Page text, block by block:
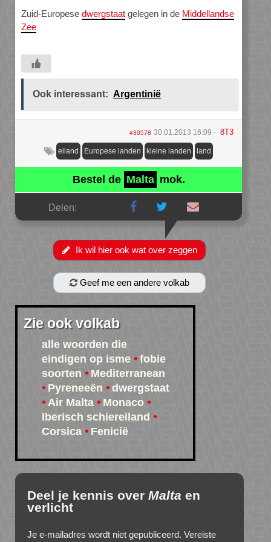
Zuid-Europese dwergstaat gelegen in de Middellandse
Zee
Ook interessant: Argentinië
#30578 30.01.2013 16:09 8T3
eiland Europese landen kleine landen land
Bestel de Malta mok.
Delen:
Ik wil hier ook wat over zeggen
Geef me een andere volkab
Zie ook volkab
alle woorden die
eindigen op isme
fobie
soorten
Mediterranean
Pyreneeën
dwergstaat
Air Malta
Monaco
Iberisch schiereiland
Corsica
Fenicië
Deel je kennis over Malta en
verlicht
Je e-mailadres wordt niet gepubliceerd. Vereiste